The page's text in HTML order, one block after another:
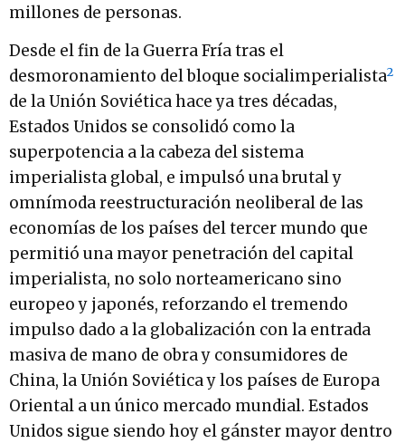
millones de personas.
Desde el fin de la Guerra Fría tras el
desmoronamiento del bloque socialimperialista2
de la Unión Soviética hace ya tres décadas,
Estados Unidos se consolidó como la
superpotencia a la cabeza del sistema
imperialista global, e impulsó una brutal y
omnímoda reestructuración neoliberal de las
economías de los países del tercer mundo que
permitió una mayor penetración del capital
imperialista, no solo norteamericano sino
europeo y japonés, reforzando el tremendo
impulso dado a la globalización con la entrada
masiva de mano de obra y consumidores de
China, la Unión Soviética y los países de Europa
Oriental a un único mercado mundial. Estados
Unidos sigue siendo hoy el gánster mayor dentro